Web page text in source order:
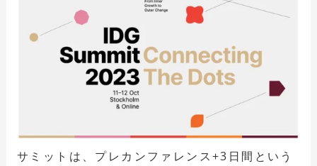
サミットは、プレカンファレンス+3日間という